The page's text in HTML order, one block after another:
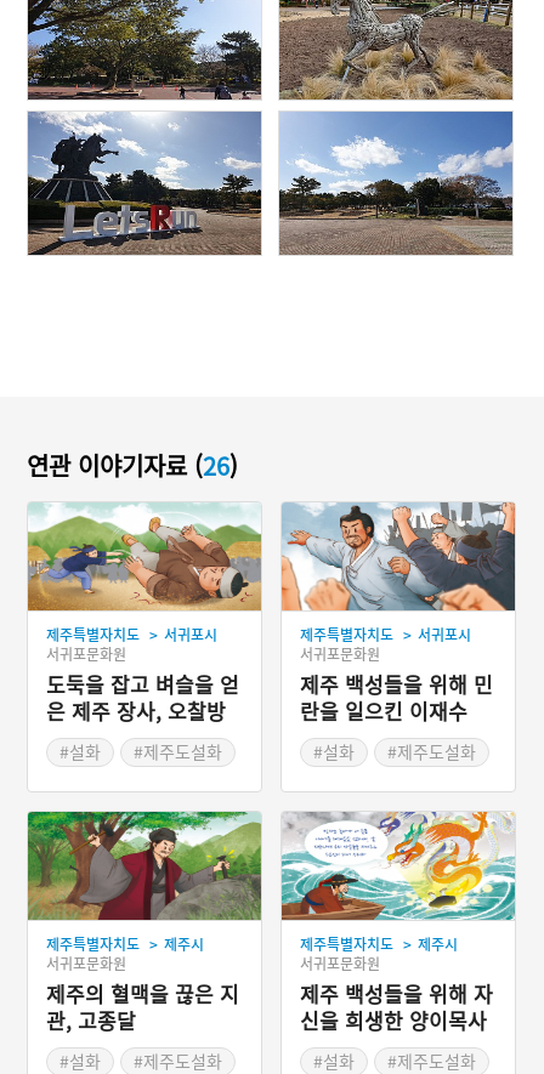
연관 이야기자료 (26)
제주특별자치도 > 서귀포시
서귀포문화원
도둑을 잡고 벼슬을 얻
은 제주 장사, 오찰방
#설화 #제주도설화
제주특별자치도 > 서귀포시
서귀포문화원
제주 백성들을 위해 민
란을 일으킨 이재수
#설화 #제주도설화
제주특별자치도 > 제주시
서귀포문화원
제주의 혈맥을 끊은 지
관, 고종달
#설화
#제주도설화
제주특별자치도 > 제주시
서귀포문화원
제주 백성들을 위해 자
신을 희생한 양이목사
#설화 #제주도설화